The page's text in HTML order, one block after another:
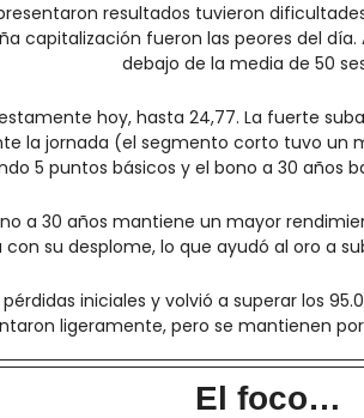
resultados tuvieron
capitalización fueron las peores del día.
debajo de la media de 50
hoy, hasta 24,77. La fuerte
la jornada (el segmento corto tuvo un
5 puntos básicos y el bono a 30 años
a 30 años mantiene un mayor
su desplome, lo que ayudó al oro a
iniciales y volvió a superar los
ligeramente, pero se mantienen
El foco…